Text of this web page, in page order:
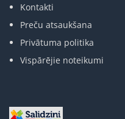
Kontakti
Preču atsaukšana
Privātuma politika
Vispārējie noteikumi